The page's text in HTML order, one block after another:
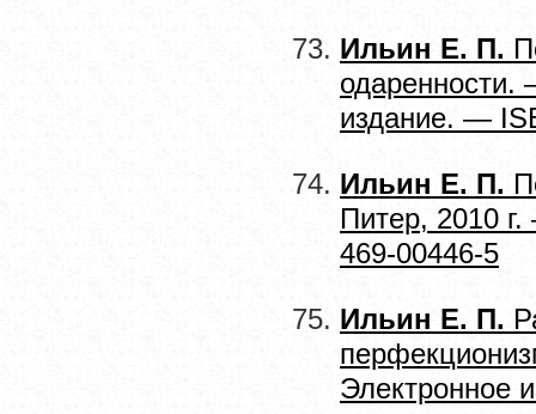
Ильин Е. П.
издание. —
Ильин Е. П.
Питер, 2010
469-00446-5
Ильин Е. П.
Электронное